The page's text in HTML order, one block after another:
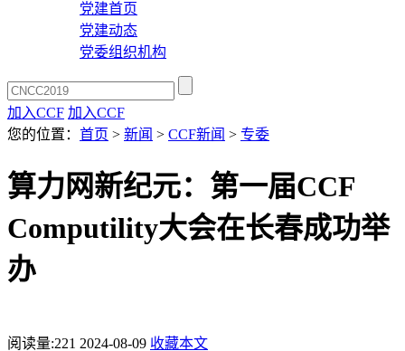
党建首页
党建动态
党委组织机构
加入CCF 加入CCF
您的位置： 首页 > 新闻 > CCF新闻 > 专委
算力网新纪元：第一届CCF
Computility大会在长春成功举
办
阅读量:221 2024-08-09 收藏本文